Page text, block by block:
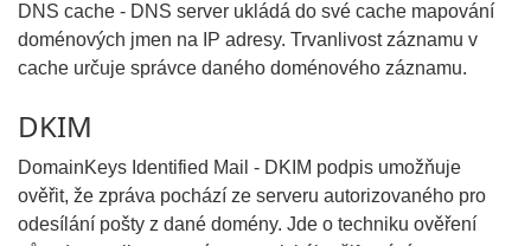
DNS cache - DNS server ukládá do své cache mapování
doménových jmen na IP adresy. Trvanlivost záznamu v
cache určuje správce daného doménového záznamu.
DKIM
DomainKeys Identified Mail - DKIM podpis umožňuje
ověřit, že zpráva pochází ze serveru autorizovaného pro
odesílání pošty z dané domény. Jde o techniku ověření